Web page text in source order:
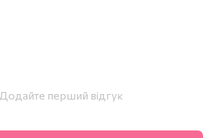
Додайте перший відгук